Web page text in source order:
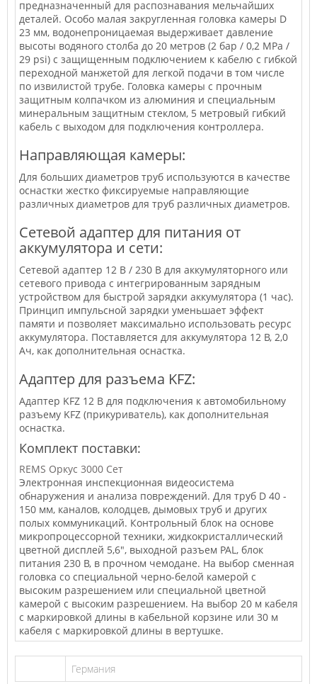
предназначенный для распознавания мельчайших
деталей. Особо малая закругленная головка камеры D
23 мм, водонепроницаемая выдерживает давление
высоты водяного столба до 20 метров (2 бар / 0,2 МРа /
29 psi) с защищенным подключением к кабелю с гибкой
переходной манжетой для легкой подачи в том числе
по извилистой трубе. Головка камеры с прочным
защитным колпачком из алюминия и специальным
минеральным защитным стеклом, 5 метровый гибкий
кабель с выходом для подключения контроллера.
Направляющая камеры:
Для больших диаметров труб используются в качестве
оснастки жестко фиксируемые направляющие
различных диаметров для труб различных диаметров.
Сетевой адаптер для питания от
аккумулятора и сети:
Сетевой адаптер 12 В / 230 В для аккумуляторного или
сетевого привода с интегрированным зарядным
устройством для быстрой зарядки аккумулятора (1 час).
Принцип импульсной зарядки уменьшает эффект
памяти и позволяет максимально использовать ресурс
аккумулятора. Поставляется для аккумулятора 12 В, 2,0
Ач, как дополнительная оснастка.
Адаптер для разъема KFZ:
Адаптер KFZ 12 В для подключения к автомобильному
разъему KFZ (прикуриватель), как дополнительная
оснастка.
Комплект поставки:
REMS Оркус 3000 Сет
Электронная инспекционная видеосистема
обнаружения и анализа повреждений. Для труб D 40 -
150 мм, каналов, колодцев, дымовых труб и других
полых коммуникаций. Контрольный блок на основе
микропроцессорной техники, жидкокристаллический
цветной дисплей 5,6", выходной разъем PAL, блок
питания 230 В, в прочном чемодане. На выбор сменная
головка со специальной черно-белой камерой с
высоким разрешением или специальной цветной
камерой с высоким разрешением. На выбор 20 м кабеля
с маркировкой длины в кабельной корзине или 30 м
кабеля с маркировкой длины в вертушке.
Германия